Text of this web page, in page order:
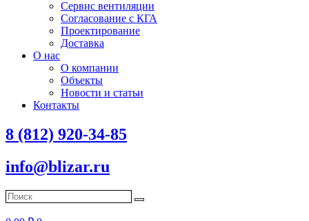
Сервис вентиляции
Согласование с КГА
Проектирование
Доставка
О нас
О компании
Объекты
Новости и статьи
Контакты
8 (812) 920-34-85
info@blizar.ru